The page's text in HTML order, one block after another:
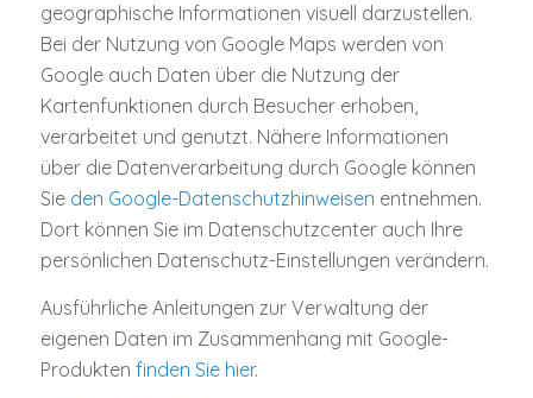
geographische Informationen visuell darzustellen.
Bei der Nutzung von Google Maps werden von
Google auch Daten über die Nutzung der
Kartenfunktionen durch Besucher erhoben,
verarbeitet und genutzt. Nähere Informationen
über die Datenverarbeitung durch Google können
Sie den Google-Datenschutzhinweisen entnehmen.
Dort können Sie im Datenschutzcenter auch Ihre
persönlichen Datenschutz-Einstellungen verändern.
Ausführliche Anleitungen zur Verwaltung der
eigenen Daten im Zusammenhang mit Google-
Produkten finden Sie hier.